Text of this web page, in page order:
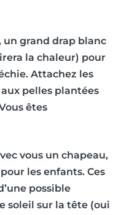
un grand drap blanc
la chaleur) pour
Attachez les
pelles plantées
êtes
vous un chapeau,
pour les enfants. Ces
possible
soleil sur la tête (oui